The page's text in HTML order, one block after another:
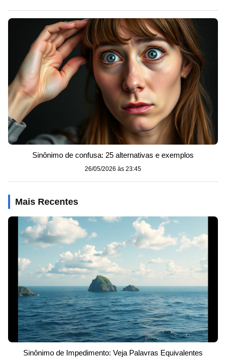
Sinônimo de confusa: 25 alternativas e exemplos
26/05/2026 às 23:45
Mais Recentes
Sinônimo de Impedimento: Veja Palavras Equivalentes